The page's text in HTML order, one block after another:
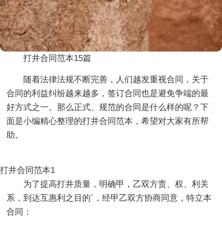
打井合同范本15篇
随着法律法规不断完善，人们越发重视合同，关于
合同的利益纠纷越来越多，签订合同也是避免争端的最
好方式之一。那么正式、规范的合同是什么样的呢？下
面是小编精心整理的打井合同范本，希望对大家有所帮
助。
打井合同范本1
为了提高打井质量，明确甲，乙双方责、权、利关
系，到达互惠利之目的`，经甲乙双方协商同意，特立本
合同：